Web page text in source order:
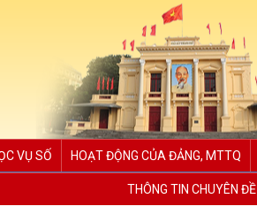
VỤ SỐ HOẠT ĐỘNG CỦA ĐẢNG, MTTQ
THÔNG TIN CHUYÊN ĐỀ